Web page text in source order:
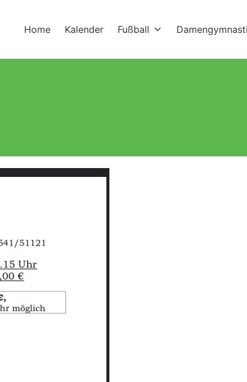
Home Kalender Fußball